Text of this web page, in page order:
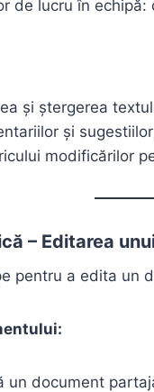
de lucru în
și ștergerea
și
modificărilor
– Editarea
pentru a edita un
un document